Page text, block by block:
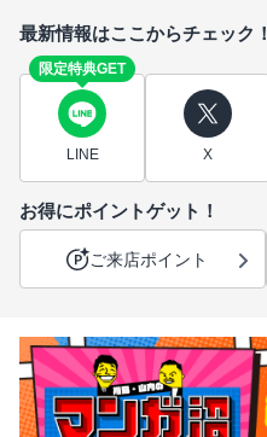
最新情報はここからチェック！
限定特典GET
LINE X
お得にポイントゲット！
ご来店ポイント